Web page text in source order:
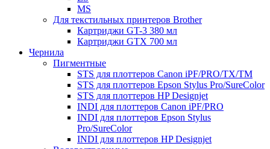
MS
Для текстильных принтеров Brother
Картриджи GT-3 380 мл
Картриджи GTX 700 мл
Чернила
Пигментные
STS для плоттеров Canon iPF/PRO/TX/ТМ
STS для плоттеров Epson Stylus Pro/SureColor
STS для плоттеров HP Designjet
INDI для плоттеров Canon iPF/PRO
INDI для плоттеров Epson Stylus
Pro/SureColor
INDI для плоттеров HP Designjet